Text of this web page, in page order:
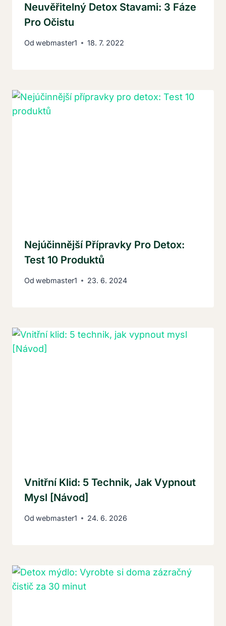
Neuvěřitelný Detox Stavami: 3 Fáze
Pro Očistu
Od webmaster1 18. 7. 2022
Nejúčinnější Přípravky Pro Detox:
Test 10 Produktů
Od webmaster1 23. 6. 2024
Vnitřní Klid: 5 Technik, Jak Vypnout
Mysl [Návod]
Od webmaster1 24. 6. 2026